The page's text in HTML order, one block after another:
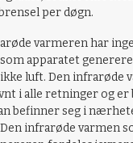
per døgn.
varmeren har
apparatet
luft. Den infrarøde
i alle retninger og er
befinner seg i
infrarøde varmen